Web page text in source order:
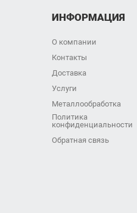
ИНФОРМАЦИЯ
О компании
Контакты
Доставка
Услуги
Металлообработка
Политика
конфиденциальности
Обратная связь